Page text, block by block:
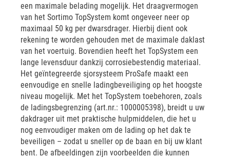
een maximale belading mogelijk. Het draagvermogen
van het Sortimo TopSystem komt ongeveer neer op
maximaal 50 kg per dwarsdrager. Hierbij dient ook
rekening te worden gehouden met de maximale daklast
van het voertuig. Bovendien heeft het TopSystem een
lange levensduur dankzij corrosiebestendig materiaal.
Het geïntegreerde sjorsysteem ProSafe maakt een
eenvoudige en snelle ladingbeveiliging op het hoogste
niveau mogelijk. Met het TopSystem toebehoren, zoals
de ladingsbegrenzing (art.nr.: 1000005398), breidt u uw
dakdrager uit met praktische hulpmiddelen, die het u
nog eenvoudiger maken om de lading op het dak te
beveiligen – zodat u sneller op de baan en bij uw klant
bent. De afbeeldingen zijn voorbeelden die kunnen